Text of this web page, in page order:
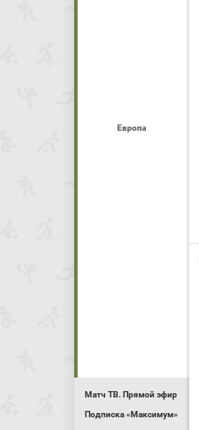
Европа
Матч ТВ. Прямой эфир
Подписка «Максимум»